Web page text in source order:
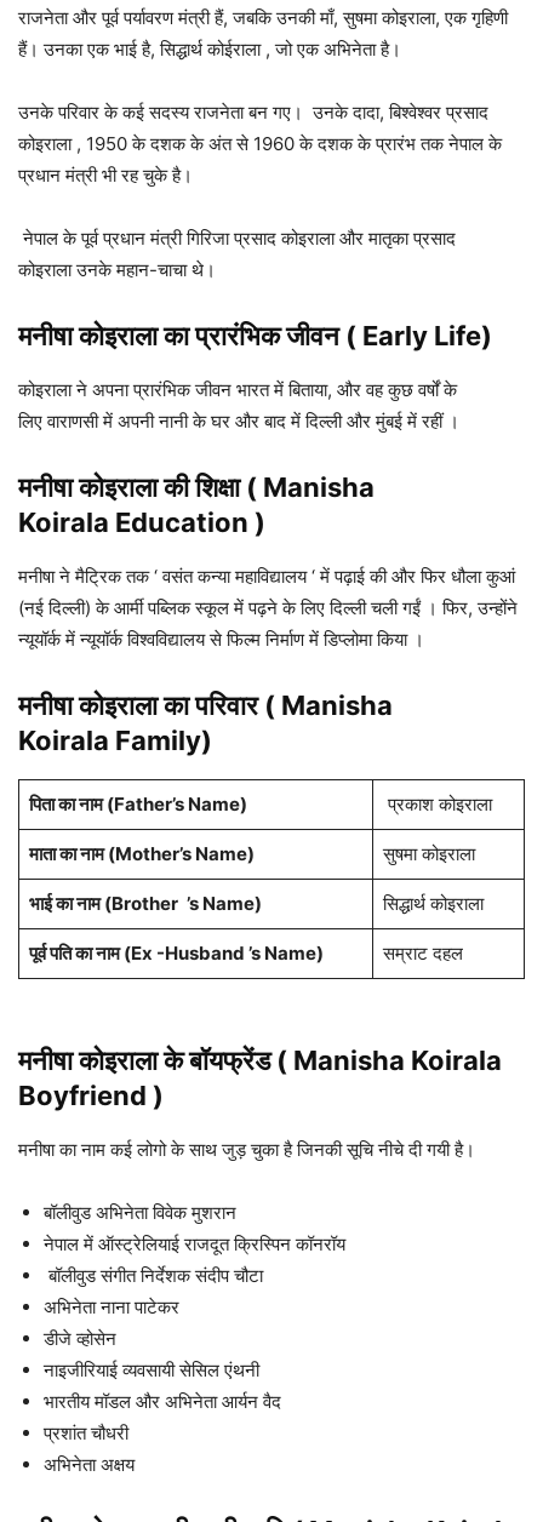
राजनेता और पूर्व पर्यावरण मंत्री हैं, जबकि उनकी माँ, सुषमा कोइराला, एक गृहिणी
हैं। उनका एक भाई है, सिद्धार्थ कोईराला , जो एक अभिनेता है।
उनके परिवार के कई सदस्य राजनेता बन गए। उनके दादा, बिश्वेश्वर प्रसाद
कोइराला , 1950 के दशक के अंत से 1960 के दशक के प्रारंभ तक नेपाल के
प्रधान मंत्री भी रह चुके है।
नेपाल के पूर्व प्रधान मंत्री गिरिजा प्रसाद कोइराला और मातृका प्रसाद
कोइराला उनके महान-चाचा थे।
मनीषा कोइरालाका प्रारंभिक जीवन ( Early Life)
कोइराला ने अपना प्रारंभिक जीवन भारत में बिताया, और वह कुछ वर्षों के
लिए वाराणसी में अपनी नानी के घर और बाद में दिल्ली और मुंबई में रहीं ।
मनीषा कोइरालाकी शिक्षा ( Manisha
Koirala Education )
मनीषा ने मैट्रिक तक ‘ वसंत कन्या महाविद्यालय ‘ में पढ़ाई की और फिर धौला कुआं
(नई दिल्ली) के आर्मी पब्लिक स्कूल में पढ़ने के लिए दिल्ली चली गईं । फिर, उन्होंने
न्यूयॉर्क में न्यूयॉर्क विश्वविद्यालय से फिल्म निर्माण में डिप्लोमा किया ।
मनीषा कोइराला का परिवार ( Manisha
Koirala Family)
पिता का नाम(Father’s Name) प्रकाश कोइराला
माता का नाम (Mother’s Name) सुषमा कोइराला
भाई का नाम (Brother ’s Name) सिद्धार्थ कोइराला
पूर्व पति का नाम (Ex -Husband ’s Name) सम्राट दहल
मनीषा कोइराला के बॉयफ्रेंड ( Manisha Koirala
Boyfriend )
मनीषा का नाम कई लोगो के साथ जुड़ चुका है जिनकी सूचि नीचे दी गयी है।
बॉलीवुड अभिनेता विवेक मुशरान
नेपाल में ऑस्ट्रेलियाई राजदूत क्रिस्पिन कॉनरॉय
बॉलीवुड संगीत निर्देशक संदीप चौटा
अभिनेता नाना पाटेकर
डीजे व्होसेन
नाइजीरियाई व्यवसायी सेसिल एंथनी
भारतीय मॉडल और अभिनेता आर्यन वैद
प्रशांत चौधरी
अभिनेता अक्षय